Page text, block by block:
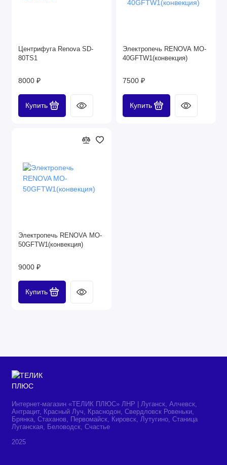
Центрифуга Renova SD-
80TS1
8000 ₽
Купить
Электропечь RENOVA MO-
40GFTW1(конвекция)
7500 ₽
Купить
Электропечь RENOVA MO-
50GFTW1(конвекция)
9000 ₽
Купить
Интернет-магазин «ТЕЛИК ПЛЮС» ЛНР | Луганск, Алчевск,
Антрацит, Красный Луч, Краснодон, Свердловск Ровеньки,
Брянка, Стаханов, Первомайск, Кировск, Лутугино, Станица
Луганская, Беловодск, Счастье
2025